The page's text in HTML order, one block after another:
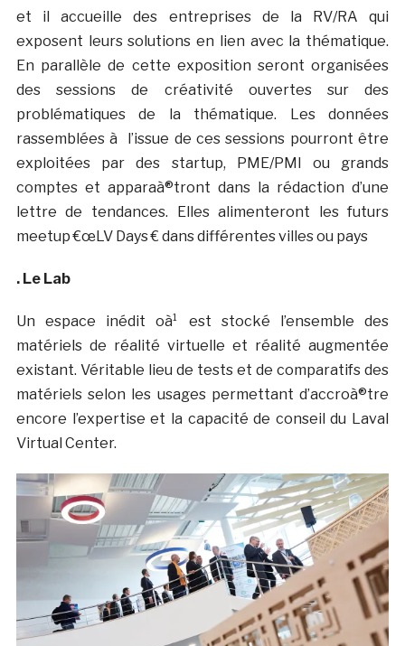
et il accueille des entreprises de la RV/RA qui
exposent leurs solutions en lien avec la thématique.
En parallèle de cette exposition seront organisées
des sessions de créativité ouvertes sur des
problématiques de la thématique. Les données
rassemblées à l’issue de ces sessions pourront être
exploitées par des startup, PME/PMI ou grands
comptes et apparaà®tront dans la rédaction d’une
lettre de tendances. Elles alimenteront les futurs
meetup €œLV Days € dans différentes villes ou pays
. Le Lab
Un espace inédit oà¹ est stocké l’ensemble des
matériels de réalité virtuelle et réalité augmentée
existant. Véritable lieu de tests et de comparatifs des
matériels selon les usages permettant d’accroà®tre
encore l’expertise et la capacité de conseil du Laval
Virtual Center.